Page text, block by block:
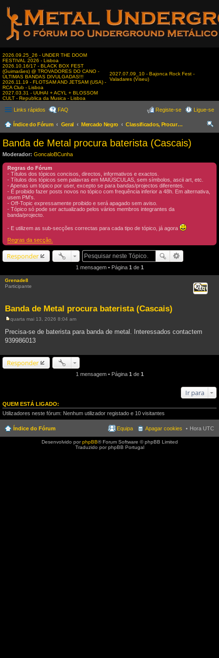
2026.09.25_26 - UNDER THE DOOM
FESTIVAL 2026 - Lisboa
2026.10.16/17 - BLACK BOX FEST
(Guimarães) @ TROVADORES DO CANO -
ÚLTIMAS BANDAS DIVULGADAS!!!
2026.11.19 - FLOTSAM AND JETSAM (USA) -
RCA Club - Lisboa
2027.03.31 - UUHAI + ACYL + BLOSSOM
CULT - Republica da Musica - Lisboa
2027.07.09_10 - Bajonca Rock Fest -
Valadares (Viseu)
Links rápidos FAQ Ligue-se
Registe-se
Índice do Fórum Geral Mercado Negro
Classificados, Procura & Oferta de Músicos
Banda de Metal procura baterista (Cascais)
Moderador: GoncaloBCunha
Regras do Fórum
- Títulos dos tópicos concisos, directos, informativos e exactos.
- Títulos dos tópicos sem palavras em MAIÚSCULAS, sem símbolos, ascii art, etc.
- Apenas um tópico por user, excepto se para bandas/projectos diferentes.
- É proibido fazer posts novos no tópico com frequência inferior a 48h. Em alternativa,
usem PM’s.
- Off-Topic expressamente proibido e será apagado sem aviso.
- Tópico só pode ser actualizado pelos vários membros integrantes da
banda/projecto.
- E utilizem as sub-secções correctas para cada tipo de tópico, já agora
Regras da secção.
Responder
1 mensagem • Página 1 de 1
Grenade8
Participante
Banda de Metal procura baterista (Cascais)
Citar
M
n
s
e
m
quarta mai 13, 2026 8:04 am
Precisa-se de baterista para banda de metal. Interessados contactem
939986013
Responder
1 mensagem • Página 1 de 1
Ir para
QUEM ESTÁ LIGADO:
Utilizadores neste fórum: Nenhum utilizador registado e 10 visitantes
Índice do Fórum Hora UTC
Apagar cookies
Equipa
Desenvolvido porphpBB® Forum Software © phpBB Limited
Traduzido por phpBB Portugal